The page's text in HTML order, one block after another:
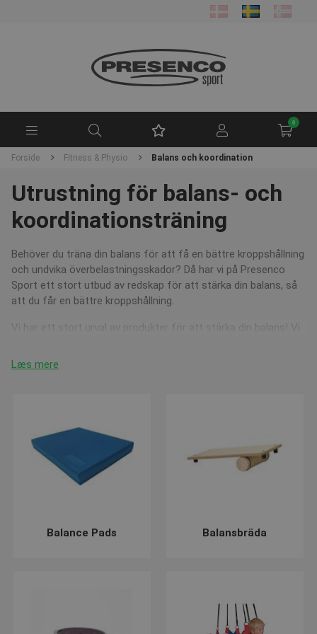
0
Forside Fitness & Physio Balans och koordination
Utrustning för balans- och
koordinationsträning
Behöver du träna din balans för att få en bättre kroppshållning
och undvika överbelastningsskador? Då har vi på Presenco
Sport ett stort utbud av redskap för att stärka din balans, så
att du får en bättre kroppshållning.
Vi har ett stort urval av produkter för att stärka din balans! Vi
högkvalitativa skum är utmärkt för att stärka balansen, både
AIREX är en av de ledande aktörerna inom skumprodukter och
är kända för sin balance-pad, som också finns som
balansbräda. Om du istället föredrar en balansbräda tillverkad
Vill du ha något lite mer avancerat? Då kan vi erbjuda en
Balanskuddar för bättre hållning och komfort
Læs mere
Balance Pads Balansbräda